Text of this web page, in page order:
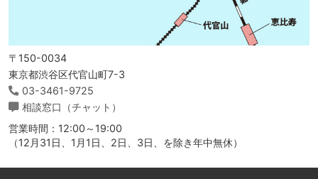
〒150-0034
東京都渋谷区代官山町7-3
03-3461-9725
相談窓口（チャット）
営業時間：12:00～19:00
（12月31日、1月1日、2日、3日、を除き年中無休）